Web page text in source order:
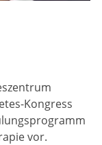
Kongress
vor.